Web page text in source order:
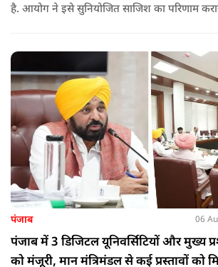
है. आयोग ने इसे सुनियोजित साजिश का परिणाम
पंजाब 06
पंजाब में 3 डिजिटल यूनिवर्सिटियों और मुख्य
को मंजूरी, मान मंत्रिमंडल से कई प्रस्तावों को